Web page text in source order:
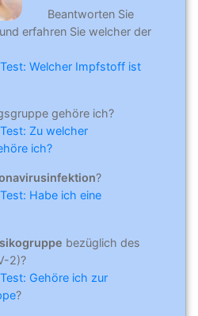
Beantworten Sie
und erfahren Sie welcher der
Test: Welcher Impfstoff ist
gehöre ich?
Test: Zu welcher
ich?
?
Test: Habe ich eine
bezüglich des
2)?
Test: Gehöre ich zur
?